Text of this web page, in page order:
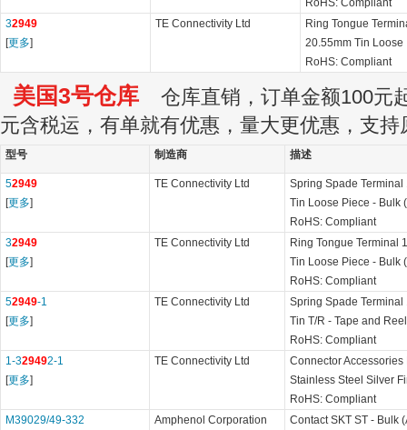
RoHS: Compliant
32949
[更多]
TE Connectivity Ltd
Ring Tongue
20.55mm Tin Loose
RoHS: Compliant
美国3号仓库 仓库直销，订单金额100元
元含税运，有单就有优惠，量大更优惠，支持
型号 制造商 描述
52949
[更多]
TE Connectivity Ltd
Spring Spade
Tin Loose Piece - Bulk
RoHS: Compliant
32949
[更多]
TE Connectivity Ltd
Ring Tongue Terminal
Tin Loose Piece - Bulk
RoHS: Compliant
52949-1
[更多]
TE Connectivity Ltd
Spring Spade
Tin T/R - Tape and
RoHS: Compliant
1-329492-1
[更多]
TE Connectivity Ltd
Connector
Stainless Steel Silver
RoHS: Compliant
M39029/49-332
Amphenol Corporation
Contact SKT ST - Bulk